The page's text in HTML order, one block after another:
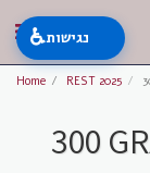
Home REST 2025
300
♿נגישות